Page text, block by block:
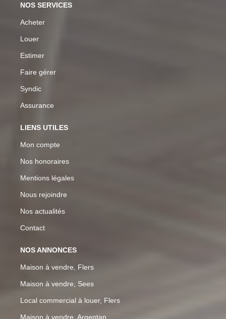
NOS SERVICES
Acheter
Louer
Estimer
Faire gérer
Syndic
Assurance
LIENS UTILES
Mon compte
Nos honoraires
Mentions légales
Nous rejoindre
Nos actualités
Contact
NOS ANNONCES
Maison à vendre, Flers
Maison à vendre, Sees
Local commercial à louer, Flers
Maison à vendre, Argentan